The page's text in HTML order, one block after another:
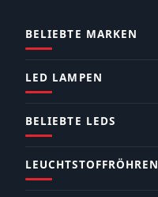
BELIEBTE MARKEN
LED LAMPEN
BELIEBTE LEDS
LEUCHTSTOFFRÖHREN